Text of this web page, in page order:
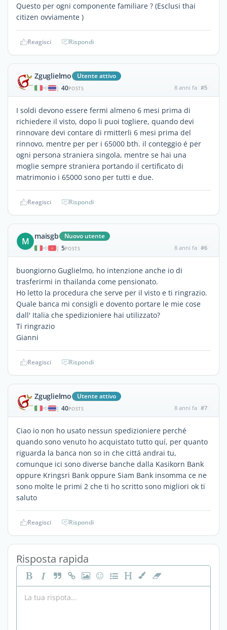
Questo per ogni componente familiare ? (Esclusi thai
citizen ovviamente )
Reagisci Rispondi
Zguglielmo Utente attivo
| 40POSTS 8 anni fa #5
I soldi devono essere fermi almeno 6 mesi prima di
richiedere il visto, dopo li puoi togliere, quando devi
rinnovare devi contare di rmitterli 6 mesi prima del
rinnovo, mentre per per i 65000 bth. il conteggio é per
ogni persona straniera singola, mentre se hai una
moglie sempre straniera portando il certificato di
matrimonio i 65000 sono per tutti e due.
Reagisci Rispondi
M maisgb Nuovo utente
| 5POSTS 8 anni fa #6
buongiorno Guglielmo, ho intenzione anche io di
trasferirmi in thailanda come pensionato.
Ho letto la procedura che serve per il visto e ti ringrazio.
Quale banca mi consigli e dovento portare le mie cose
dall' Italia che spedizioniere hai utilizzato?
Ti ringrazio
Gianni
Reagisci Rispondi
Zguglielmo Utente attivo
| 40POSTS 8 anni fa #7
Ciao io non ho usato nessun spedizioniere perché
quando sono venuto ho acquistato tutto quí, per quanto
riguarda la banca non so in che cittá andrai tu,
comunque ici sono diverse banche dalla Kasikorn Bank
oppure Kringsri Bank oppure Siam Bank insomma ce ne
sono molte le primi 2 che ti ho scritto sono migliori ok ti
saluto
Reagisci Rispondi
Risposta rapida